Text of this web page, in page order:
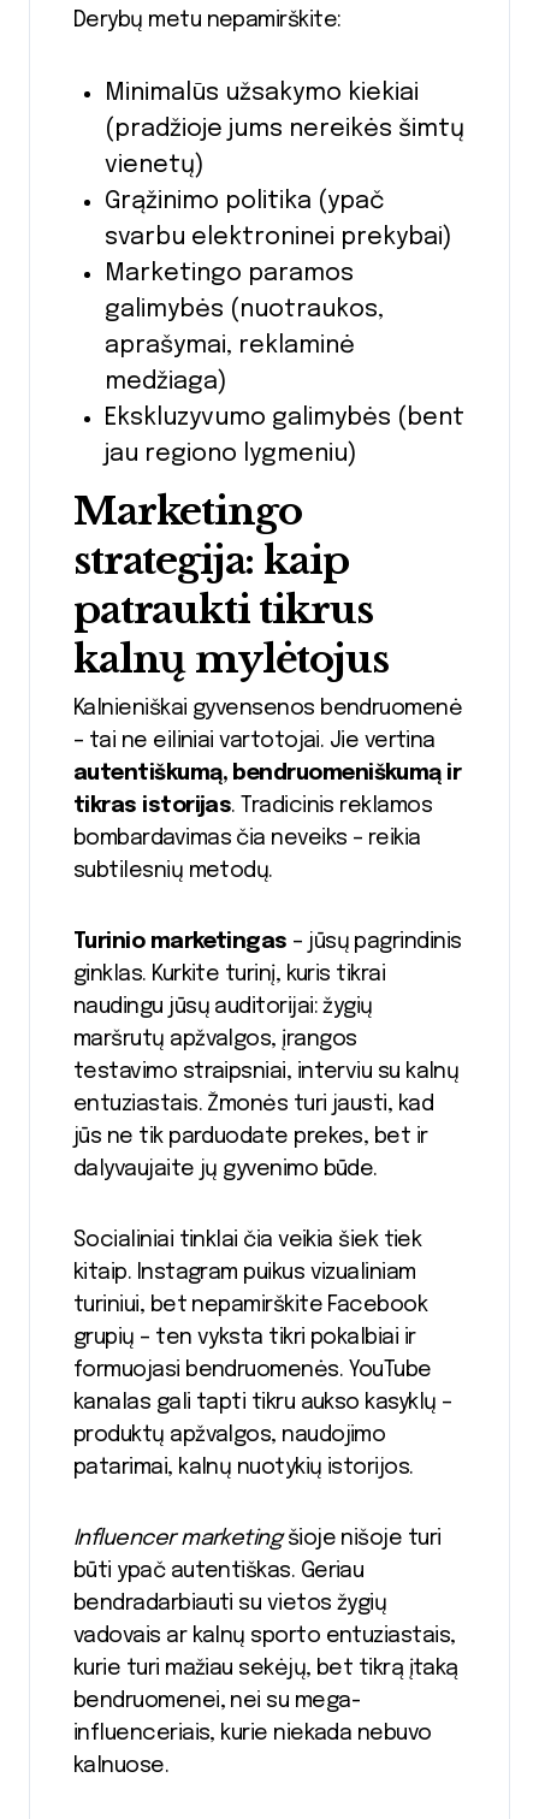
Derybų metu nepamirškite:
Minimalūs užsakymo kiekiai
(pradžioje jums nereikės šimtų
vienetų)
Grąžinimo politika (ypač
svarbu elektroninei prekybai)
Marketingo paramos
galimybės (nuotraukos,
aprašymai, reklaminė
medžiaga)
Ekskluzyvumo galimybės (bent
jau regiono lygmeniu)
Marketingo
strategija: kaip
patraukti tikrus
kalnų mylėtojus
Kalnieniškai gyvensenos bendruomenė
– tai ne eiliniai vartotojai. Jie vertina
autentiškumą, bendruomeniškumą ir
tikras istorijas. Tradicinis reklamos
bombardavimas čia neveiks – reikia
subtilesnių metodų.
Turinio marketingas – jūsų pagrindinis
ginklas. Kurkite turinį, kuris tikrai
naudingu jūsų auditorijai: žygių
maršrutų apžvalgos, įrangos
testavimo straipsniai, interviu su kalnų
entuziastais. Žmonės turi jausti, kad
jūs ne tik parduodate prekes, bet ir
dalyvaujaite jų gyvenimo būde.
Socialiniai tinklai čia veikia šiek tiek
kitaip. Instagram puikus vizualiniam
turiniui, bet nepamirškite Facebook
grupių – ten vyksta tikri pokalbiai ir
formuojasi bendruomenės. YouTube
kanalas gali tapti tikru aukso kasyklų –
produktų apžvalgos, naudojimo
patarimai, kalnų nuotykių istorijos.
Influencer marketingšioje nišoje turi
būti ypač autentiškas. Geriau
bendradarbiauti su vietos žygių
vadovais ar kalnų sporto entuziastais,
kurie turi mažiau sekėjų, bet tikrą įtaką
bendruomenei, nei su mega-
influenceriais, kurie niekada nebuvo
kalnuose.